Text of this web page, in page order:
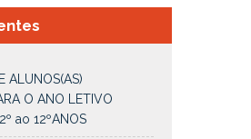
ALUNOS(AS)
O ANO LETIVO
ao 12ºANOS